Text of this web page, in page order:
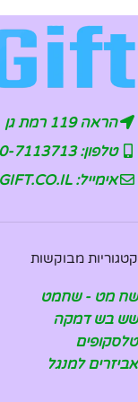
הראה 119 רמת גן
טלפון: 050-7113713
אימייל: SHOP@TENGIFT.CO.IL
קטגוריות מבוקשות
שח מט - שחמט
שש בש דמקה
טלסקופים
אביזרים למנגל